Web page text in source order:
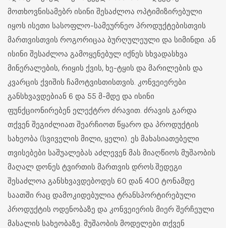
მოთხოვნისამებრ ისინი შესაძლოა ოპტიმიზირებული
იყოს ისეთი სასოფლო-სამეურნეო პროდუქტებისთვის
მართვისთვის როგორიცაა ბურღულეული და სიმინდი. ან
ისინი შესაძლოა გამოყენებულ იქნეს სხვადასხვა
მინერალების, რიყის ქვის, ხე-ტყის და მარილების და
კვარცის ქვიშის ჩამოტვისთისთვის. კონვეიერები
განსხვავდებიან 6 და 55 მ-მდე და ისინი
ფუნქციონირებენ ელექტრო ძრავით. ძრავის გარდა
თქვენ შეგიძლიათ შეარჩიოთ წყარო და პროდუქტის
სახეობა (სვიველის მილი, ყელი). ეს მახასიათებელი
თვისებები საშუალებას აძლევენ მას მიაღწიოს მუშაობის
მაღალ დონეს ტვირთის მართვის დროს.შედეგი
შესაძლოა განსხვავდებოდეს 60 დან 400 ტონამდე
საათში რაც დამოკიდებულია ტრანსპორტირებული
პროდუქტის ოდენობაზე და კონვეიერის მიერ შერჩეული
მასალის სახეობაზე. მუშაობის მოდელები თქვენ